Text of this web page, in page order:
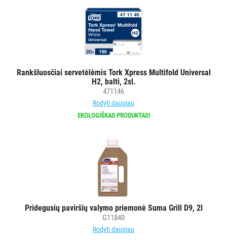
Rankšluosčiai servetėlėmis Tork Xpress Multifold Universal
H2, balti, 2sl.
471146
Rodyti daugiau
EKOLOGIŠKAS PRODUKTAS!
Pridegusių paviršių valymo priemonė Suma Grill D9, 2l
G11840
Rodyti daugiau